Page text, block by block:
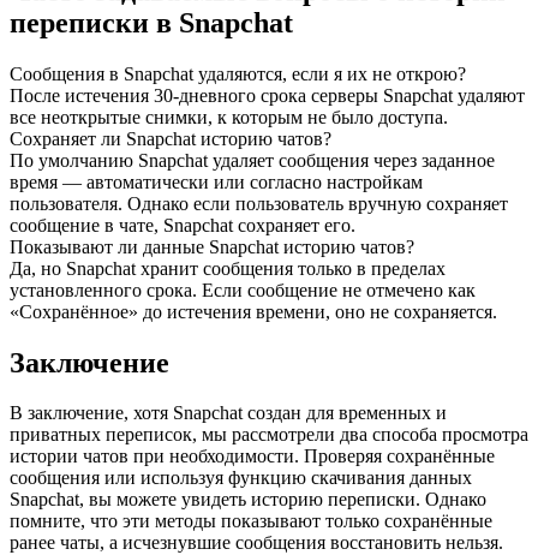
переписки в Snapchat
Сообщения в Snapchat удаляются, если я их не открою?
После истечения 30-дневного срока серверы Snapchat удаляют
все неоткрытые снимки, к которым не было доступа.
Сохраняет ли Snapchat историю чатов?
По умолчанию Snapchat удаляет сообщения через заданное
время — автоматически или согласно настройкам
пользователя. Однако если пользователь вручную сохраняет
сообщение в чате, Snapchat сохраняет его.
Показывают ли данные Snapchat историю чатов?
Да, но Snapchat хранит сообщения только в пределах
установленного срока. Если сообщение не отмечено как
«Сохранённое» до истечения времени, оно не сохраняется.
Заключение
В заключение, хотя Snapchat создан для временных и
приватных переписок, мы рассмотрели два способа просмотра
истории чатов при необходимости. Проверяя сохранённые
сообщения или используя функцию скачивания данных
Snapchat, вы можете увидеть историю переписки. Однако
помните, что эти методы показывают только сохранённые
ранее чаты, а исчезнувшие сообщения восстановить нельзя.